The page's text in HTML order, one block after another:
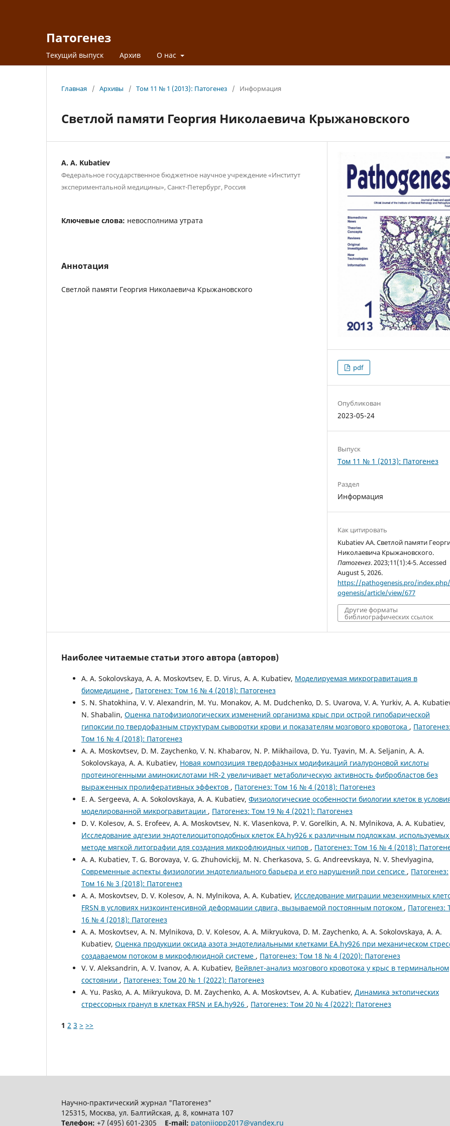
Патогенез
Текущий выпуск Архив О нас
Главная / Архивы / Том 11 № 1 (2013): Патогенез / Информация
Светлой памяти Георгия Николаевича Крыжановского
A. A. Kubatiev
Федеральное государственное бюджетное научное учреждение «Институт
экспериментальной медицины», Санкт-Петербург, Россия
Ключевые слова: невосполнима утрата
Аннотация
Светлой памяти Георгия Николаевича Крыжановского
pdf
Опубликован
2023-05-24
Выпуск
Том 11 № 1 (2013): Патогенез
Раздел
Информация
Как цитировать
Kubatiev AA. Светлой памяти
Николаевича Крыжановского.
Патогенез. 2023;11(1):4-5. Accessed
August 5, 2026.
https://pathogenesis.pro/
ogenesis/article/view/677
Другие форматы
библиографических ссылок
Наиболее читаемые статьи этого автора (авторов)
A. A. Sokolovskaya, A. A. Moskovtsev, E. D. Virus, A. A. Kubatiev, Моделируемая микрогравитация в
биомедицине , Патогенез: Том 16 № 4 (2018): Патогенез
S. N. Shatokhina, V. V. Alexandrin, M. Yu. Monakov, A. M. Dudchenko, D. S. Uvarovа, V. A. Yurkiv, A. A.
N. Shabalin, Оценка патофизиологических изменений организма крыс при острой гипобарической
гипоксии по твердофазным структурам сыворотки крови и показателям мозгового кровотока , Патогенез:
Том 16 № 4 (2018): Патогенез
A. A. Moskovtsev, D. M. Zaychenko, V. N. Khabarov, N. P. Mikhailova, D. Yu. Tyavin, M. A. Seljanin, A. A.
Sokolovskaya, A. A. Kubatiev, Новая композиция твердофазных модификаций гиалуроновой кислоты
протеиногенными аминокислотами HR-2 увеличивает метаболическую активность фибробластов без
выраженных пролиферативных эффектов , Патогенез: Том 16 № 4 (2018): Патогенез
E. A. Sergeeva, A. A. Sokolovskaya, A. A. Kubatiev, Физиологические особенности биологии клеток в
моделированной микрогравитации , Патогенез: Том 19 № 4 (2021): Патогенез
D. V. Kolesov, A. S. Erofeev, A. A. Moskovtsev, N. K. Vlasenkova, P. V. Gorelkin, A. N. Mylnikova, A. A. Kubatiev,
Исследование адгезии эндотелиоцитоподобных клеток EA.hy926 к различным подложкам,
методе мягкой литографии для создания микрофлюидных чипов , Патогенез: Том 16 № 4 (2018):
A. A. Kubatiev, T. G. Borovaya, V. G. Zhuhovickij, M. N. Cherkasova, S. G. Andreevskaya, N. V. Shevlyagina,
Современные аспекты физиологии эндотелиального барьера и его нарушений при сепсисе , Патогенез:
Том 16 № 3 (2018): Патогенез
A. A. Moskovtsev, D. V. Kolesov, A. N. Mylnikova, A. A. Kubatiev, Исследование миграции мезенхимных
FRSN в условиях низкоинтенсивной деформации сдвига, вызываемой постоянным потоком , Патогенез:
16 № 4 (2018): Патогенез
A. A. Moskovtsev, A. N. Mylnikova, D. V. Kolesov, A. A. Mikryukova, D. M. Zaychenko, A. A. Sokolovskaya, A. A.
Kubatiev, Оценка продукции оксида азота эндотелиальными клетками EA.hy926 при механическом
создаваемом потоком в микрофлюидной системе , Патогенез: Том 18 № 4 (2020): Патогенез
V. V. Aleksandrin, A. V. Ivanov, A. A. Kubatiev, Вейвлет-анализ мозгового кровотока у крыс в терминальном
состоянии , Патогенез: Том 20 № 1 (2022): Патогенез
A. Yu. Pasko, A. A. Mikryukova, D. M. Zaychenko, A. A. Moskovtsev, A. A. Kubatiev, Динамика эктопических
стрессорных гранул в клетках FRSN и EA.hy926 , Патогенез: Том 20 № 4 (2022): Патогенез
1 2 3 > >>
Научно-практический журнал "Патогенез"
125315, Москва, ул. Балтийская, д. 8, комната 107
Телефон: +7 (495) 601-2305 E-mail: patoniiopp2017@yandex.ru